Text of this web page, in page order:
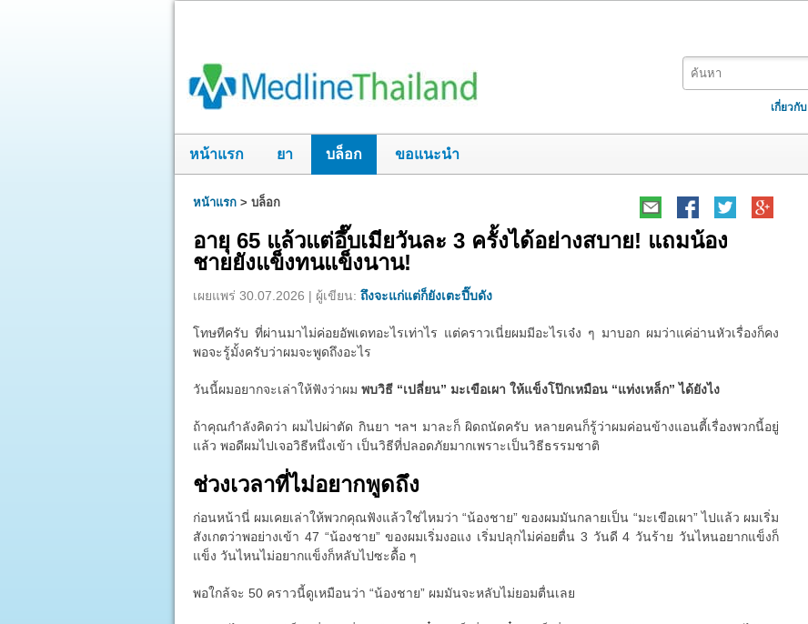
เกี่ยวกับ
หน้าแรก ยา บล็อก ขอแนะนำ
หน้าแรก > บล็อก
อายุ 65 แล้วแต่อึ๊บเมียวันละ 3 ครั้งได้อย่างสบาย! แถมน้อง
ชายยังแข็งทนแข็งนาน!
เผยแพร่ 30.07.2026 | ผู้เขียน: ถึงจะแก่แต่ก็ยังเตะปี๊บดัง
โทษทีครับ ที่ผ่านมาไม่ค่อยอัพเดทอะไรเท่าไร แต่คราวเนี่ยผมมีอะไรเจ๋ง ๆ มาบอก ผมว่าแค่อ่านหัวเรื่องก็คง
พอจะรู้มั้งครับว่าผมจะพูดถึงอะไร
วันนี้ผมอยากจะเล่าให้ฟังว่าผม พบวิธี “เปลี่ยน” มะเขือเผา ให้แข็งโป๊กเหมือน “แท่งเหล็ก” ได้ยังไง
ถ้าคุณกำลังคิดว่า ผมไปผ่าตัด กินยา ฯลฯ มาละก็ ผิดถนัดครับ หลายคนก็รู้ว่าผมค่อนข้างแอนตี้เรื่องพวกนี้อยู่
แล้ว พอดีผมไปเจอวิธีหนึ่งเข้า เป็นวิธีที่ปลอดภัยมากเพราะเป็นวิธีธรรมชาติ
ช่วงเวลาที่ไม่อยากพูดถึง
ก่อนหน้านี่ ผมเคยเล่าให้พวกคุณฟังแล้วใช่ไหมว่า “น้องชาย” ของผมมันกลายเป็น “มะเขือเผา” ไปแล้ว ผมเริ่ม
สังเกตว่าพอย่างเข้า 47 “น้องชาย” ของผมเริ่มงอแง เริ่มปลุกไม่ค่อยตื่น 3 วันดี 4 วันร้าย วันไหนอยากแข็งก็
แข็ง วันไหนไม่อยากแข็งก็หลับไปซะดื้อ ๆ
พอใกล้จะ 50 คราวนี้ดูเหมือนว่า “น้องชาย” ผมมันจะหลับไม่ยอมตื่นเลย